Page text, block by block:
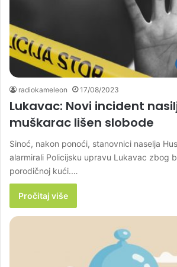
radiokameleon 17/08/2023
Lukavac: Novi incident
muškarac lišen slobode
Sinoć, nakon ponoći, stanovnici naselja
alarmirali Policijsku upravu Lukavac zbog
porodičnoj kući.…
Pročitaj više